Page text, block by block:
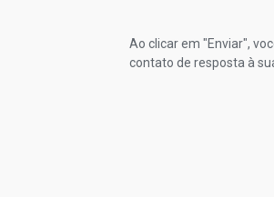
Ao clicar em "Enviar",
contato de resposta à